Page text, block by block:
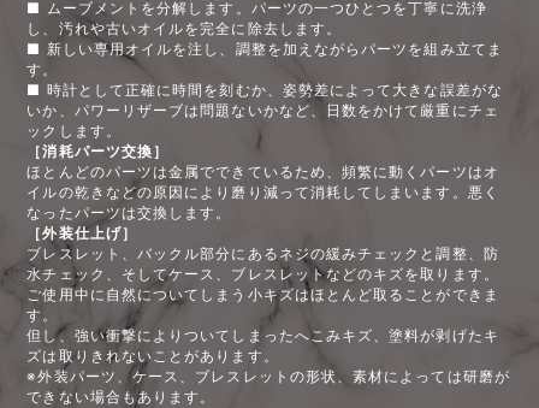
■ ムーブメントを分解します。パーツの一つひとつを丁寧に洗浄
し、汚れや古いオイルを完全に除去します。
■ 新しい専用オイルを注し、調整を加えながらパーツを組み立てま
す。
■ 時計として正確に時間を刻むか、姿勢差によって大きな誤差がな
いか、パワーリザーブは問題ないかなど、日数をかけて厳重にチェ
ックします。
［消耗パーツ交換］
ほとんどのパーツは金属でできているため、頻繁に動くパーツはオ
イルの乾きなどの原因により磨り減って消耗してしまいます。悪く
なったパーツは交換します。
［外装仕上げ］
ブレスレット、バックル部分にあるネジの緩みチェックと調整、防
水チェック、そしてケース、ブレスレットなどのキズを取ります。
ご使用中に自然についてしまう小キズはほとんど取ることができま
す。
但し、強い衝撃によりついてしまったへこみキズ、塗料が剥げたキ
ズは取りきれないことがあります。
※外装パーツ、ケース、ブレスレットの形状、素材によっては研磨が
できない場合もあります。